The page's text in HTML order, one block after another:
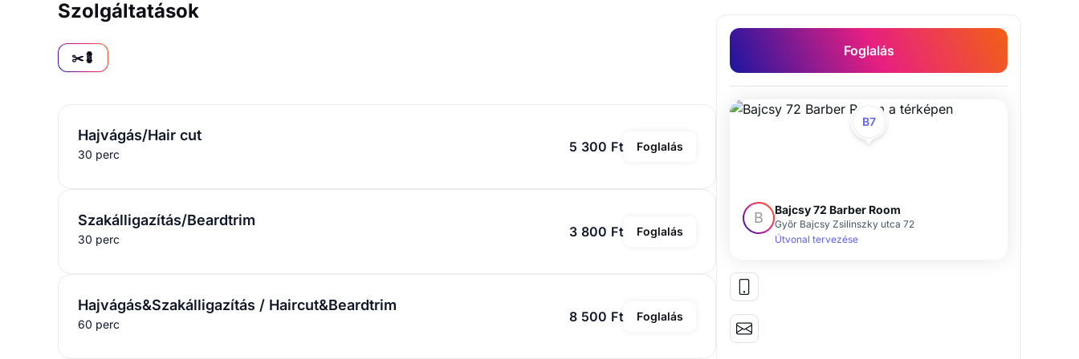
Szolgáltatások
✂️💈
Hajvágás/Hair cut
30 perc 5 300 Ft Foglalás
Szakálligazítás/Beardtrim
30 perc 3 800 Ft Foglalás
Hajvágás&Szakálligazítás / Haircut&Beardtrim
60 perc 8 500 Ft Foglalás
Foglalás
B7
B Bajcsy 72 Barber Room
Győr Bajcsy Zsilinszky utca 72
Útvonal tervezése